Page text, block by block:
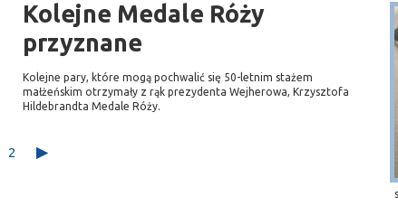
Kolejne Medale Róży
przyznane
Kolejne pary, które mogą pochwalić się 50-letnim stażem
małżeńskim otrzymały z rąk prezydenta Wejherowa, Krzysztofa
Hildebrandta Medale Róży.
2